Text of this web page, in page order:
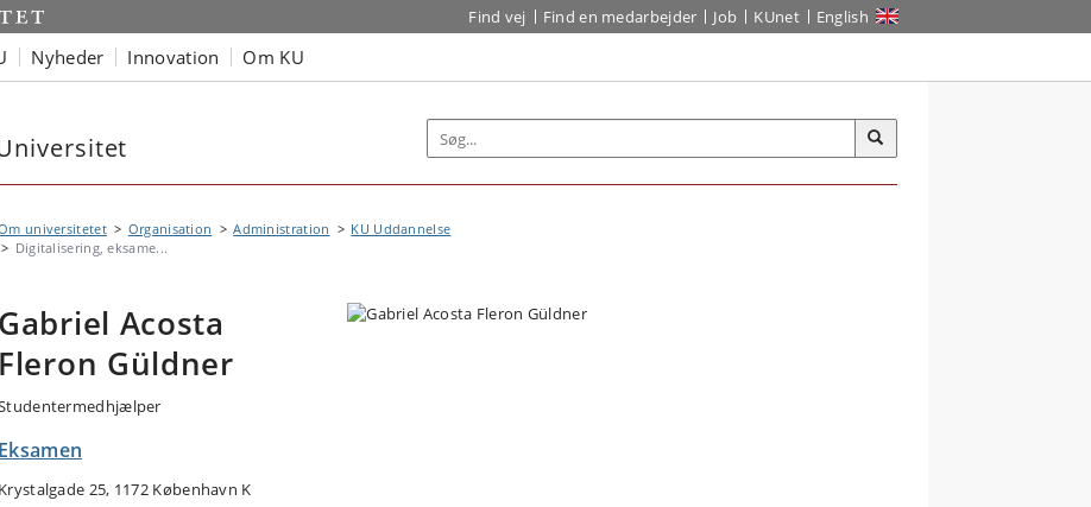
Find vej Find en medarbejder Job KUnet English
Nyheder Innovation Om KU
universitetet Organisation Administration
KU Uddannelse
Digitalisering, eksame...
Gabriel Acosta
Fleron Güldner
Eksamen
Krystalgade 25, 1172 København K